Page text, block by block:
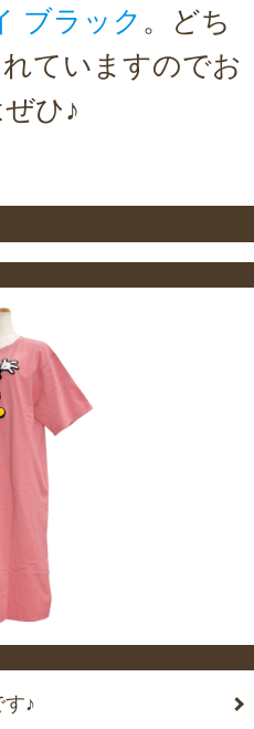
ブラック 。どち
ていますのでお
ひ♪
♪